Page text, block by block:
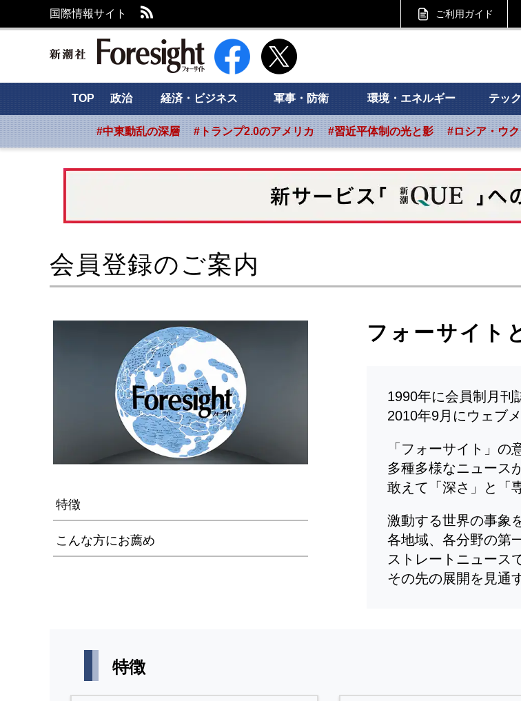
国際情報サイト ご利用ガイド
新潮社 Foresight フォーサイト
TOP 政治 経済・ビジネス 軍事・防衛 環境・エネルギー テック
#中東動乱の深層 #トランプ2.0のアメリカ #習近平体制の光と影 #ロシア・ウ
会員登録のご案内
特徴
こんな方にお薦め
フォーサイト
1990年に会員制月刊
2010年9月にウェブ
「フォーサイト」の
多種多様なニュース
敢えて「深さ」と「
激動する世界の事象を
各地域、各分野の第
ストレートニュース
その先の展開を見通
特徴